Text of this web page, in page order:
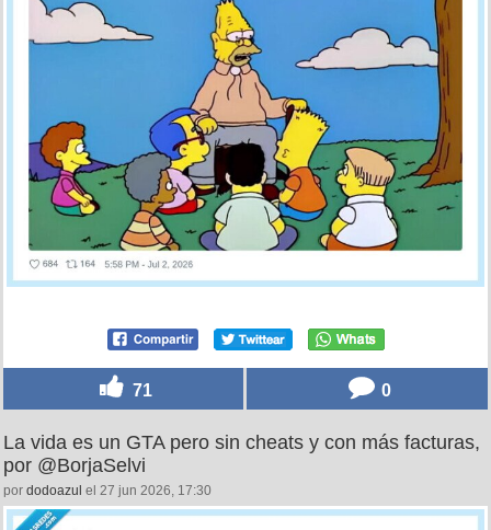
71 0
La vida es un GTA pero sin cheats y con más facturas,
por @BorjaSelvi
por dodoazul el 27 jun 2026, 17:30